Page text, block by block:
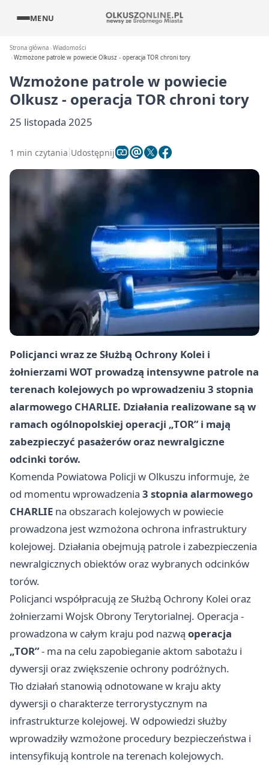
MENU
Strona główna Wiadomości
Wzmożone patrole w powiecie Olkusz - operacja TOR chroni tory
Wzmożone patrole w powiecie
Olkusz - operacja TOR chroni tory
25 listopada 2025
1 min czytania Udostępnij
Policjanci wraz ze Służbą Ochrony Kolei i
żołnierzami WOT prowadzą intensywne patrole na
terenach kolejowych po wprowadzeniu 3 stopnia
alarmowego CHARLIE. Działania realizowane są w
ramach ogólnopolskiej operacji „TOR” i mają
zabezpieczyć pasażerów oraz newralgiczne
odcinki torów.
Komenda Powiatowa Policji w Olkuszu informuje, że
od momentu wprowadzenia 3 stopnia alarmowego
CHARLIE na obszarach kolejowych w powiecie
prowadzona jest wzmożona ochrona infrastruktury
kolejowej. Działania obejmują patrole i zabezpieczenia
newralgicznych obiektów oraz wybranych odcinków
torów.
Policjanci współpracują ze Służbą Ochrony Kolei oraz
żołnierzami Wojsk Obrony Terytorialnej. Operacja -
prowadzona w całym kraju pod nazwą operacja
„TOR”- ma na celu zapobieganie aktom sabotażu i
dywersji oraz zwiększenie ochrony podróżnych.
Tło działań stanowią odnotowane w kraju akty
dywersji o charakterze terrorystycznym na
infrastrukturze kolejowej. W odpowiedzi służby
wprowadziły wzmożone procedury bezpieczeństwa i
intensyfikują kontrole na terenach kolejowych.